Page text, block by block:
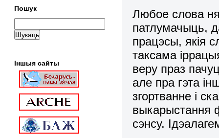
Любое слова
патлумачыць,
працэсы, якія
таксама
веру праз
але пра гэта
згортванне і
выкарыстання
сэнсу.
Пошук
Іншыя сайты